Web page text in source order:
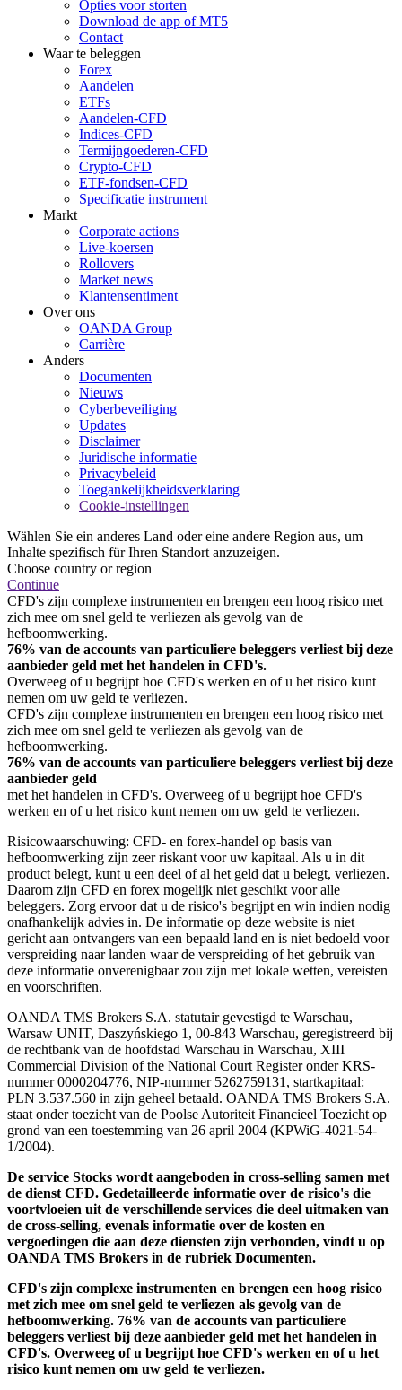
Opties voor storten
Download de app of MT5
Contact
Waar te beleggen
Forex
Aandelen
ETFs
Aandelen-CFD
Indices-CFD
Termijngoederen-CFD
Crypto-CFD
ETF-fondsen-CFD
Specificatie instrument
Markt
Corporate actions
Live-koersen
Rollovers
Market news
Klantensentiment
Over ons
OANDA Group
Carrière
Anders
Documenten
Nieuws
Cyberbeveiliging
Updates
Disclaimer
Juridische informatie
Privacybeleid
Toegankelijkheidsverklaring
Cookie-instellingen
Wählen Sie ein anderes Land oder eine andere Region aus, um
Inhalte spezifisch für Ihren Standort anzuzeigen.
Choose country or region
Continue
CFD's zijn complexe instrumenten en brengen een hoog risico met
zich mee om snel geld te verliezen als gevolg van de
hefboomwerking.
76% van de accounts van particuliere beleggers verliest bij deze
aanbieder geld met het handelen in CFD's.
Overweeg of u begrijpt hoe CFD's werken en of u het risico kunt
nemen om uw geld te verliezen.
CFD's zijn complexe instrumenten en brengen een hoog risico met
zich mee om snel geld te verliezen als gevolg van de
hefboomwerking.
76% van de accounts van particuliere beleggers verliest bij deze
aanbieder geld
met het handelen in CFD's. Overweeg of u begrijpt hoe CFD's
werken en of u het risico kunt nemen om uw geld te verliezen.
Risicowaarschuwing: CFD- en forex-handel op basis van
hefboomwerking zijn zeer riskant voor uw kapitaal. Als u in dit
product belegt, kunt u een deel of al het geld dat u belegt, verliezen.
Daarom zijn CFD en forex mogelijk niet geschikt voor alle
beleggers. Zorg ervoor dat u de risico's begrijpt en win indien nodig
onafhankelijk advies in. De informatie op deze website is niet
gericht aan ontvangers van een bepaald land en is niet bedoeld voor
verspreiding naar landen waar de verspreiding of het gebruik van
deze informatie onverenigbaar zou zijn met lokale wetten, vereisten
en voorschriften.
OANDA TMS Brokers S.A. statutair gevestigd te Warschau,
Warsaw UNIT, Daszyńskiego 1, 00-843 Warschau, geregistreerd bij
de rechtbank van de hoofdstad Warschau in Warschau, XIII
Commercial Division of the National Court Register onder KRS-
nummer 0000204776, NIP-nummer 5262759131, startkapitaal:
PLN 3.537.560 in zijn geheel betaald. OANDA TMS Brokers S.A.
staat onder toezicht van de Poolse Autoriteit Financieel Toezicht op
grond van een toestemming van 26 april 2004 (KPWiG-4021-54-
1/2004).
De service Stocks wordt aangeboden in cross-selling samen met
de dienst CFD. Gedetailleerde informatie over de risico's die
voortvloeien uit de verschillende services die deel uitmaken van
de cross-selling, evenals informatie over de kosten en
vergoedingen die aan deze diensten zijn verbonden, vindt u op
OANDA TMS Brokers in de rubriek Documenten.
CFD's zijn complexe instrumenten en brengen een hoog risico
met zich mee om snel geld te verliezen als gevolg van de
hefboomwerking. 76% van de accounts van particuliere
beleggers verliest bij deze aanbieder geld met het handelen in
CFD's. Overweeg of u begrijpt hoe CFD's werken en of u het
risico kunt nemen om uw geld te verliezen.